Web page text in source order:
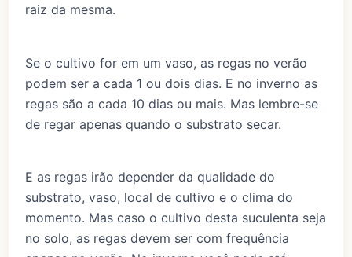
raiz da mesma.
Se o cultivo for em um vaso, as regas no verão
podem ser a cada 1 ou dois dias. E no inverno as
regas são a cada 10 dias ou mais. Mas lembre-se
de regar apenas quando o substrato secar.
E as regas irão depender da qualidade do
substrato, vaso, local de cultivo e o clima do
momento. Mas caso o cultivo desta suculenta seja
no solo, as regas devem ser com frequência